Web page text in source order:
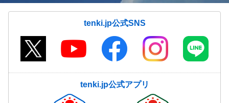
tenki.jp公式SNS
tenki.jp公式アプリ